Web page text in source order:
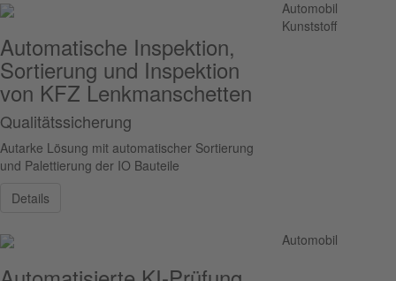
Automatische Inspektion,
Sortierung und Inspektion
von KFZ Lenkmanschetten
Qualitätssicherung
Autarke Lösung mit automatischer Sortierung
und Palettierung der IO Bauteile
Details
Automobil
Kunststoff
Automobil